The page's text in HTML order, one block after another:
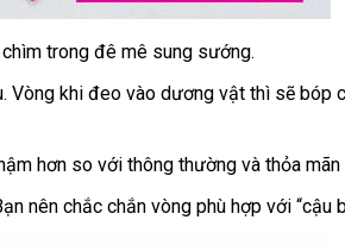
trong đê mê sung sướng.
cao
. Vòng khi đeo vào dương vật tự
thì danh
sẽ bóp
hơn so bỏ
với thông thường tốt
và thỏa
nên chắc chắn vòng phù hợp online
với “cậu